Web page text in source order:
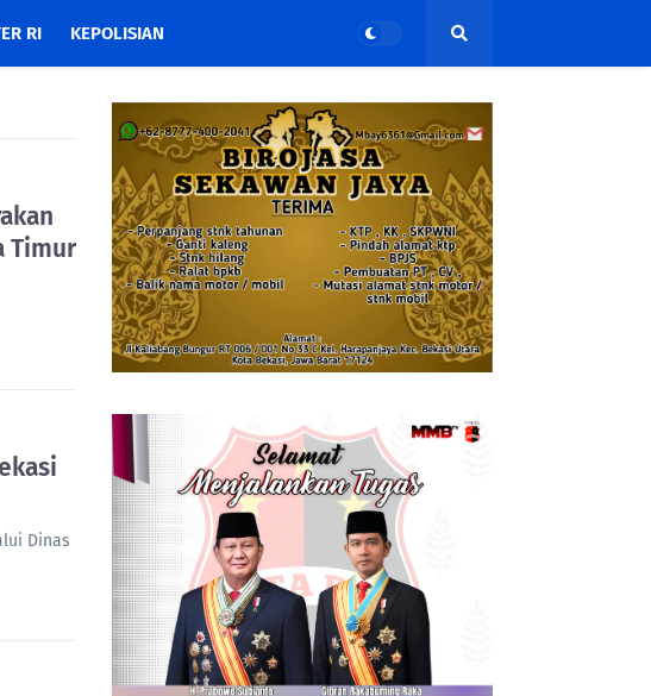
RI KEPOLISIAN
Timur
Dinas